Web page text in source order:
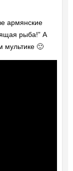
армянские
рыба!” А
мультике 🙂